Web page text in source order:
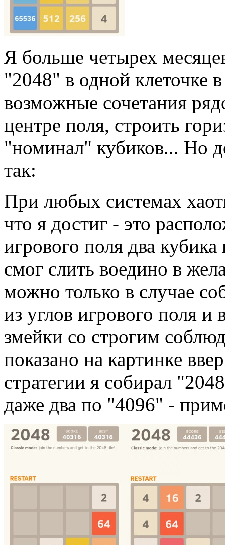
Я больше четырех
"2048" в одной клеточке
возможные сочетания
центре поля, строить
"номинал" кубиков... Но
так:
При любых системах
что я достиг - это
игрового поля два
смог слить воедино в
можно только в случае
из углов игрового поля и
змейки со строгим
показано на картинке
стратегии я собирал
даже два по "4096" -